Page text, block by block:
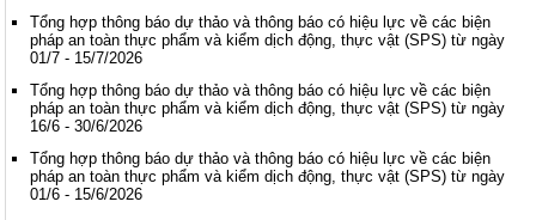
Tổng hợp thông báo dự thảo và thông báo có hiệu lực về các biện
pháp an toàn thực phẩm và kiểm dịch động, thực vật (SPS) từ ngày
01/7 - 15/7/2026
Tổng hợp thông báo dự thảo và thông báo có hiệu lực về các biện
pháp an toàn thực phẩm và kiểm dịch động, thực vật (SPS) từ ngày
16/6 - 30/6/2026
Tổng hợp thông báo dự thảo và thông báo có hiệu lực về các biện
pháp an toàn thực phẩm và kiểm dịch động, thực vật (SPS) từ ngày
01/6 - 15/6/2026